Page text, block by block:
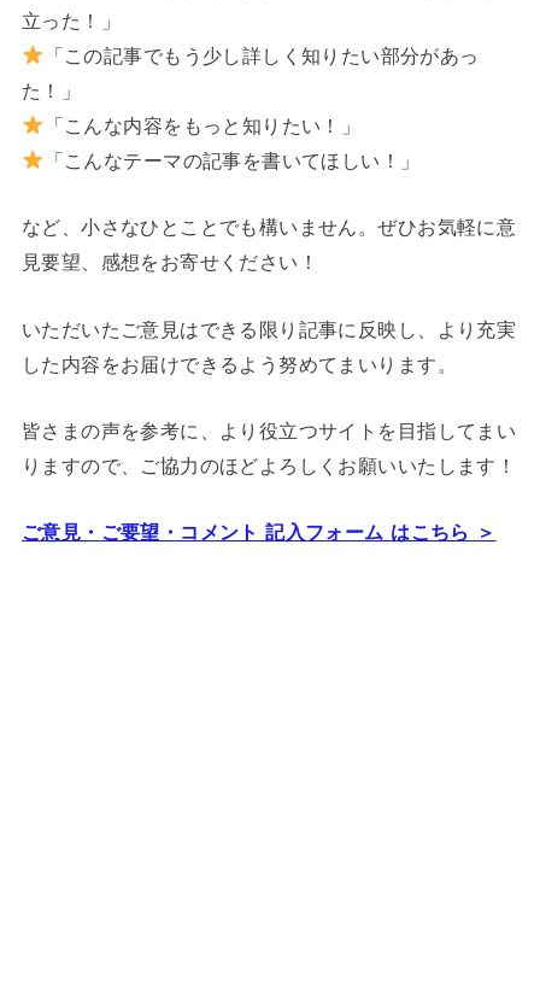
立った！」
「この記事でもう少し詳しく知りたい部分があっ
た！」
「こんな内容をもっと知りたい！」
「こんなテーマの記事を書いてほしい！」
など、小さなひとことでも構いません。ぜひお気軽に意
見要望、感想をお寄せください！
いただいたご意見はできる限り記事に反映し、より充実
した内容をお届けできるよう努めてまいります。
皆さまの声を参考に、より役立つサイトを目指してまい
りますので、ご協力のほどよろしくお願いいたします！
ご意見・ご要望・コメント 記入フォーム はこちら ＞